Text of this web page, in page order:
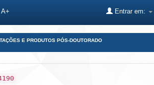
A+ Entrar em:
E PRODUTOS PÓS-DOUTORADO